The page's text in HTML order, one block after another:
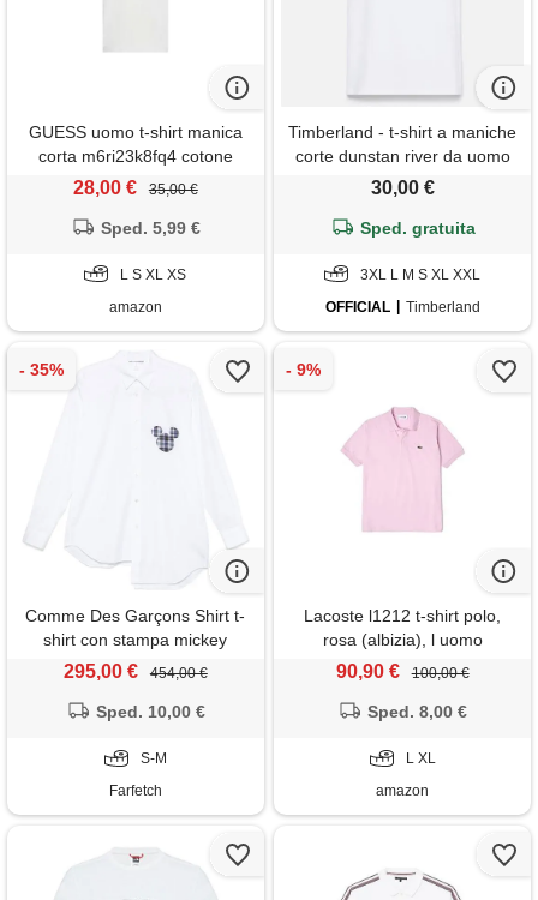
GUESS uomo t-shirt manica
corta m6ri23k8fq4 cotone
bianco l
28,00 € 35,00 €
Sped. 5,99 €
L S XL XS
amazon
Timberland - t-shirt a maniche
corte dunstan river da uomo
in bianco, uomo, bianco,
30,00 €
Sped. gratuita
3XL L M S XL XXL
OFFICIAL
Timberland
Comme Des Garçons Shirt t-
shirt con stampa mickey
comme des garçons x disney
295,00 € 454,00 €
Sped. 10,00 €
S-M
Farfetch
Lacoste l1212 t-shirt polo,
rosa (albizia), l uomo
90,90 € 100,00 €
Sped. 8,00 €
L XL
amazon